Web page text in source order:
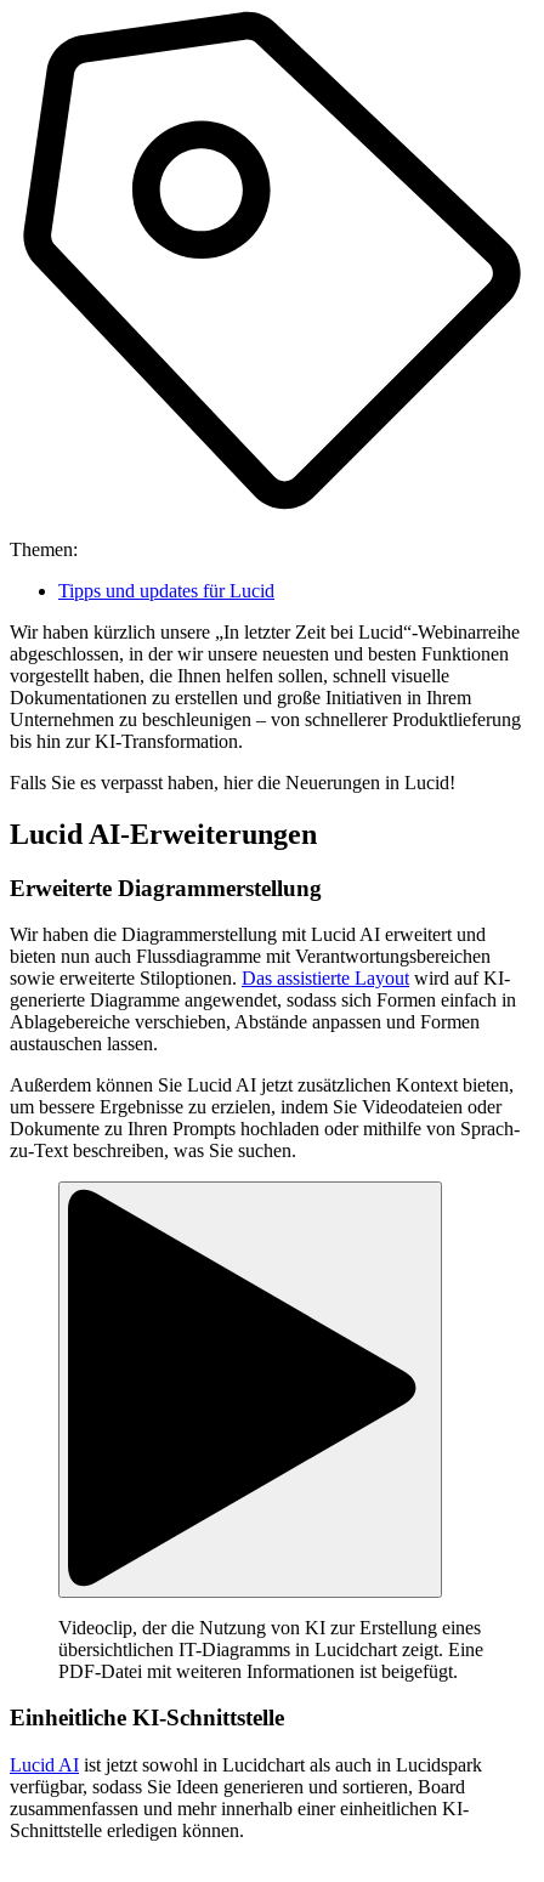
Themen:
Tipps und updates für Lucid
Wir haben kürzlich unsere „In letzter Zeit bei Lucid“-Webinarreihe
abgeschlossen, in der wir unsere neuesten und besten Funktionen
vorgestellt haben, die Ihnen helfen sollen, schnell visuelle
Dokumentationen zu erstellen und große Initiativen in Ihrem
Unternehmen zu beschleunigen – von schnellerer Produktlieferung
bis hin zur KI-Transformation.
Falls Sie es verpasst haben, hier die Neuerungen in Lucid!
Lucid AI-Erweiterungen
Erweiterte Diagrammerstellung
Wir haben die Diagrammerstellung mit Lucid AI erweitert und
bieten nun auch Flussdiagramme mit Verantwortungsbereichen
sowie erweiterte Stiloptionen. Das assistierte Layoutwird auf KI-
generierte Diagramme angewendet, sodass sich Formen einfach in
Ablagebereiche verschieben, Abstände anpassen und Formen
austauschen lassen.
Außerdem können Sie Lucid AI jetzt zusätzlichen Kontext bieten,
um bessere Ergebnisse zu erzielen, indem Sie Videodateien oder
Dokumente zu Ihren Prompts hochladen oder mithilfe von Sprach-
zu-Text beschreiben, was Sie suchen.
Videoclip, der die Nutzung von KI zur Erstellung eines
übersichtlichen IT-Diagramms in Lucidchart zeigt. Eine
PDF-Datei mit weiteren Informationen ist beigefügt.
Einheitliche KI-Schnittstelle
Lucid AI ist jetzt sowohl in Lucidchart als auch in Lucidspark
verfügbar, sodass Sie Ideen generieren und sortieren, Board
zusammenfassen und mehr innerhalb einer einheitlichen KI-
Schnittstelle erledigen können.